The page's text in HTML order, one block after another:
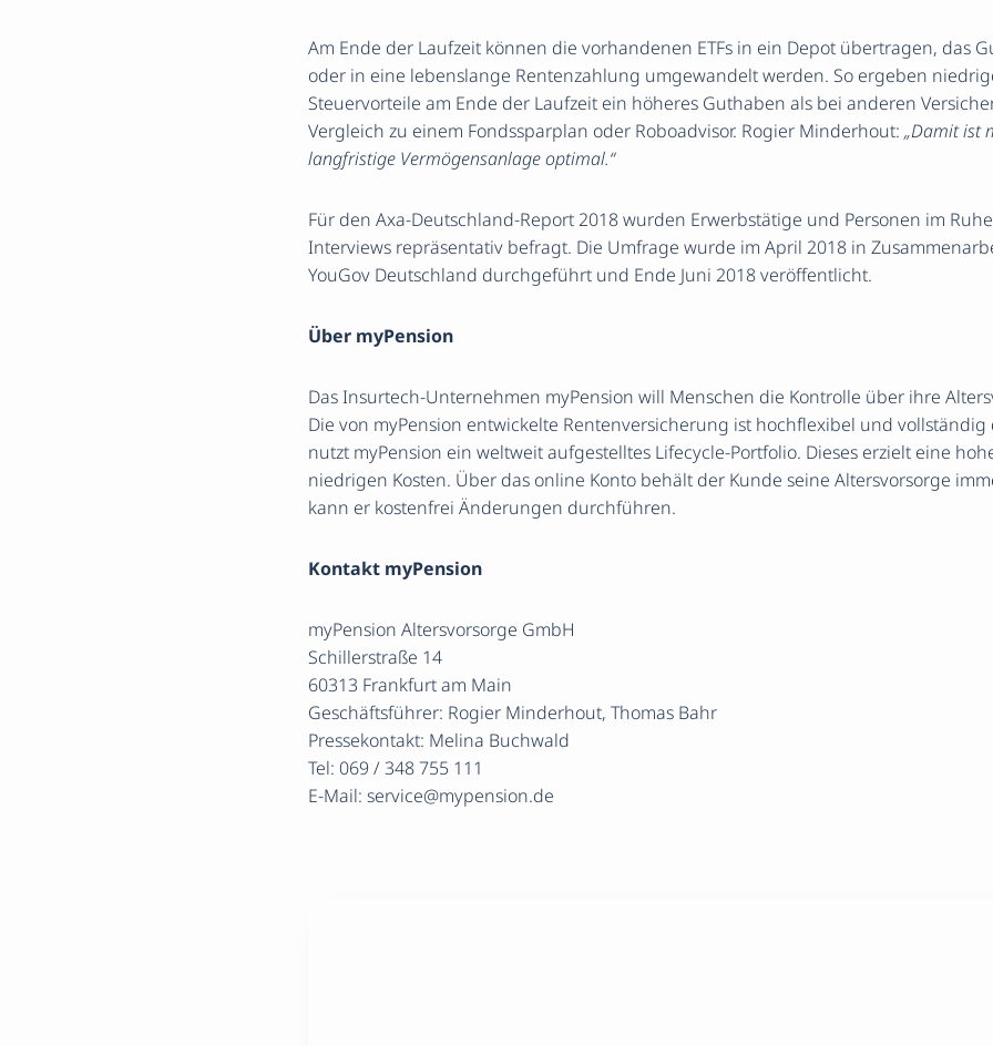
Am Ende der Laufzeit können die vorhandenen ETFs in ein Depot übertragen, das
oder in eine lebenslange Rentenzahlung umgewandelt werden. So ergeben
Steuervorteile am Ende der Laufzeit ein höheres Guthaben als bei anderen
Vergleich zu einem Fondssparplan oder Roboadvisor. Rogier Minderhout: „Damit ist
langfristige Vermögensanlage optimal.“
Für den Axa-Deutschland-Report 2018 wurden Erwerbstätige und Personen im
Interviews repräsentativ befragt. Die Umfrage wurde im April 2018 in
YouGov Deutschland durchgeführt und Ende Juni 2018 veröffentlicht.
Über myPension
Das Insurtech-Unternehmen myPension will Menschen die Kontrolle über ihre
Die von myPension entwickelte Rentenversicherung ist hochflexibel und
nutzt myPension ein weltweit aufgestelltes Lifecycle-Portfolio. Dieses erzielt eine
niedrigen Kosten. Über das online Konto behält der Kunde seine Altersvorsorge
kann er kostenfrei Änderungen durchführen.
Kontakt myPension
myPension Altersvorsorge GmbH
Schillerstraße 14
60313 Frankfurt am Main
Geschäftsführer: Rogier Minderhout, Thomas Bahr
Pressekontakt: Melina Buchwald
Tel: 069 / 348 755 111
E-Mail: service@mypension.de